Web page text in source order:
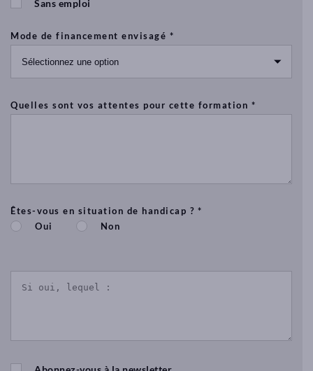
Sans emploi
Mode de financement envisagé *
Quelles sont vos attentes pour cette formation *
Êtes-vous en situation de handicap ? *
Oui
Non